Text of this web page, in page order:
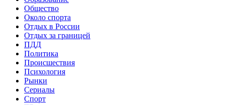
Общество
Около спорта
Отдых в России
Отдых за границей
ПДД
Политика
Происшествия
Психология
Рынки
Сериалы
Спорт